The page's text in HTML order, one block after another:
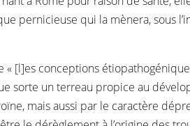
pernicieuse qui la mènera, sous
« [l]es conceptions
sorte un terreau propice au
mais aussi par le caractère